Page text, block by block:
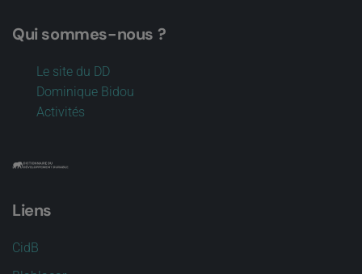
Qui sommes-nous ?
Le site du DD
Dominique Bidou
Activités
Liens
CidB